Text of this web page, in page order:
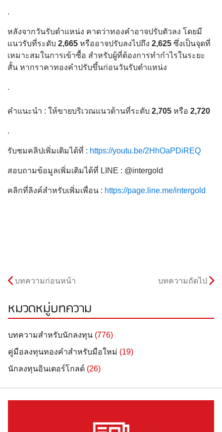
.
หลังจากวันรับตำแหน่ง คาดว่าทองคำอาจปรับตัวลง โดยมี
แนวรับที่ระดับ 2,665 หรืออาจปรับลงไปถึง 2,625 ซึ่งเป็นจุดที่
เหมาะสมในการเข้าซื้อ สำหรับผู้ที่ต้องการทำกำไรในระยะ
สั้น หากราคาทองคำปรับขึ้นก่อนวันรับตำแหน่ง
.
คำแนะนำ : ให้ขายบริเวณแนวต้านที่ระดับ 2,705 หรือ 2,720
.
รับชมคลิปเพิ่มเติมได้ที่ : https://youtu.be/2HhOaPDiREQ
สอบถามข้อมูลเพิ่มเติมได้ที่ LINE : @intergold
คลิกที่ลิงค์สำหรับเพิ่มเพื่อน : https://page.line.me/intergold
บทความก่อนหน้า บทความถัดไป
หมวดหมู่บทความ
บทความสำหรับนักลงทุน (776)
คู่มือลงทุนทองคำสำหรับมือใหม่ (19)
นักลงทุนอินเตอร์โกลด์ (26)